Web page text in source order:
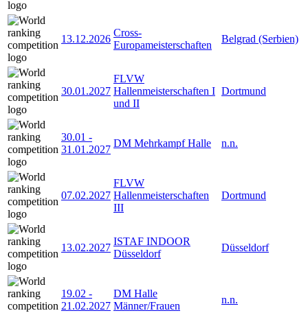
13.12.2026
Cross-
Europameisterschaften
Belgrad (Serbien)
30.01.2027
FLVW
Hallenmeisterschaften I
und II
Dortmund
30.01 -
31.01.2027
DM Mehrkampf Halle n.n.
07.02.2027
FLVW
Hallenmeisterschaften
III
Dortmund
13.02.2027
ISTAF INDOOR
Düsseldorf
Düsseldorf
19.02 -
21.02.2027
DM Halle
Männer/Frauen
n.n.